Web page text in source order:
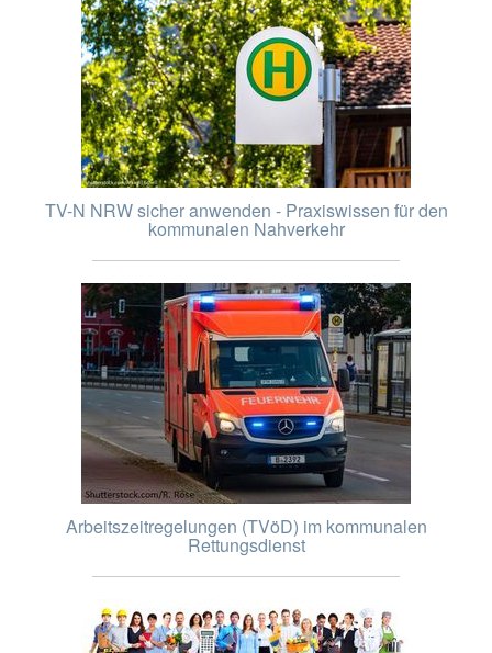
TV-N NRW sicher anwenden - Praxiswissen für den
kommunalen Nahverkehr
Arbeitszeitregelungen (TVöD) im kommunalen
Rettungsdienst